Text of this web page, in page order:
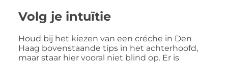
Volg je intuïtie
Houd bij het kiezen van een créche in Den
Haag bovenstaande tips in het achterhoofd,
maar staar hier vooral niet blind op. Er is